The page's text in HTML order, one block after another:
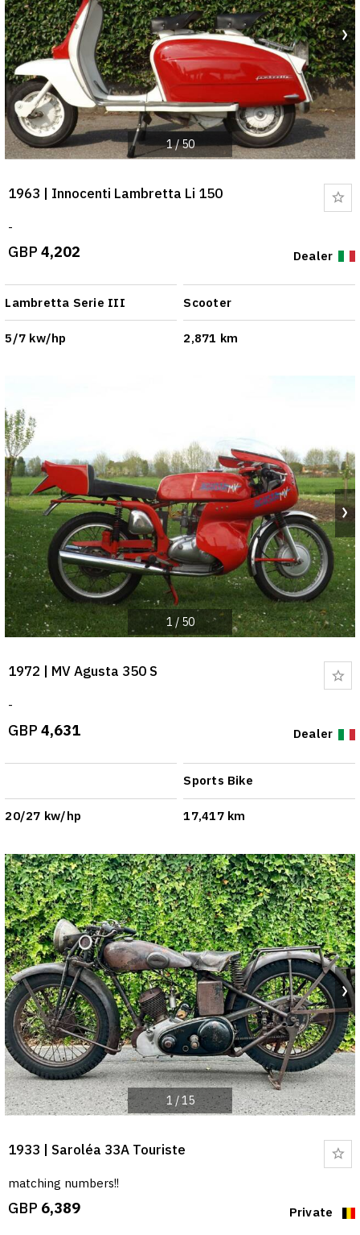
1/50
1963 | Innocenti Lambretta Li 150
-
GBP 4,202 Dealer
Lambretta Serie III Scooter
5/7 kw/hp 2,871 km
1 / 50
1972 | MV Agusta 350 S
-
GBP 4,631 Dealer
Sports Bike
20/27 kw/hp 17,417 km
1/15
1933 | Saroléa 33A Touriste
matching numbers!!
GBP 6,389 Private